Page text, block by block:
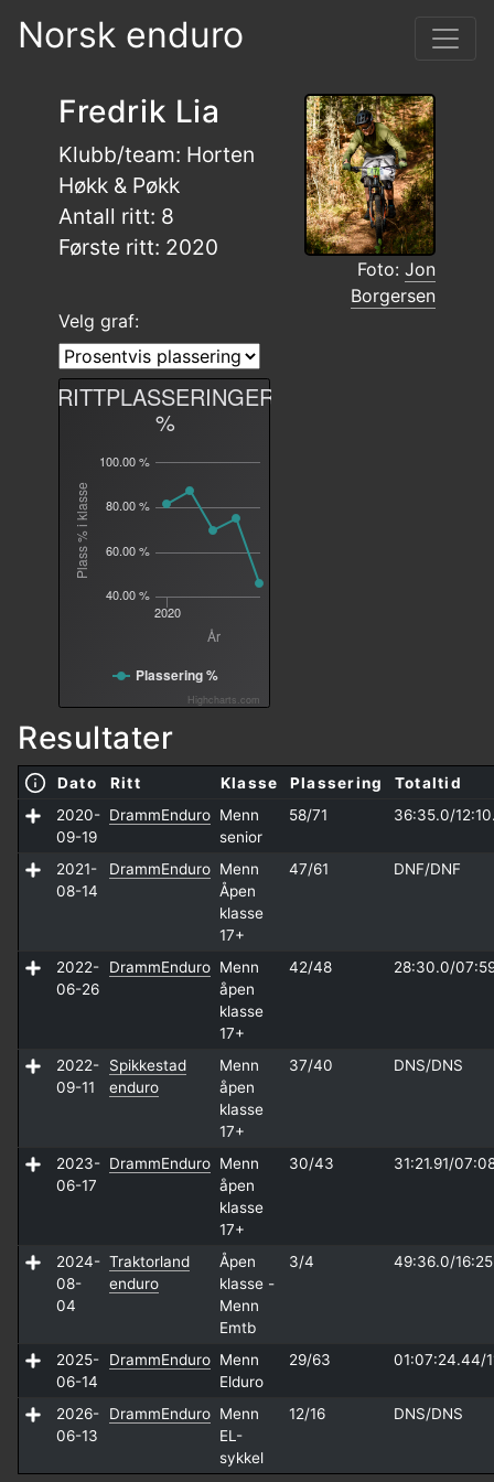
Norsk enduro
Fredrik Lia
Klubb/team: Horten
Høkk & Pøkk
Antall ritt: 8
Første ritt: 2020
Velg graf:
År
Plass % i klasse
RITTPLASSERINGER
%
2020
40.00 %
60.00 %
80.00 %
100.00 %
Plassering %
Highcharts.com
Foto: Jon
Borgersen
Resultater
Dato Ritt Klasse Plassering
Totaltid
2020-
09-19
DrammEnduro Menn
senior
58/71 36:35.0/
2021-
08-14
DrammEnduro Menn
Åpen
klasse
17+
47/61 DNF/DNF
2022-
06-26
DrammEnduro Menn
åpen
klasse
17+
42/48 28:30.0/
2022-
09-11
Spikkestad
enduro
Menn
åpen
klasse
17+
37/40 DNS/DNS
2023-
06-17
DrammEnduro Menn
åpen
klasse
17+
30/43 31:21.91/
2024-
08-
04
Traktorland
enduro
Åpen
klasse -
Menn
Emtb
3/4 49:36.0/
2025-
06-14
DrammEnduro Menn
Elduro
29/63 01:07:24.44/
2026-
06-13
DrammEnduro Menn
EL-
sykkel
12/16 DNS/DNS